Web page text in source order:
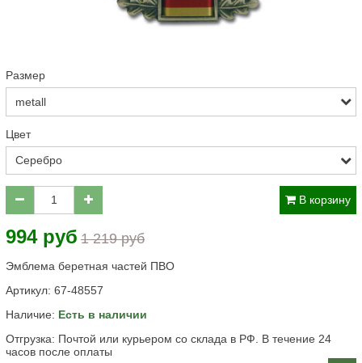
Размер
Цвет
В корзину
994 руб 1 219 руб
Эмблема беретная частей ПВО
Артикул: 67-48557
Наличие: Есть в наличии
Отгрузка: Почтой или курьером со склада в РФ. В течение 24
часов после оплаты